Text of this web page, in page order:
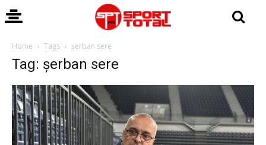
Home Tags șerban sere
Tag: șerban sere